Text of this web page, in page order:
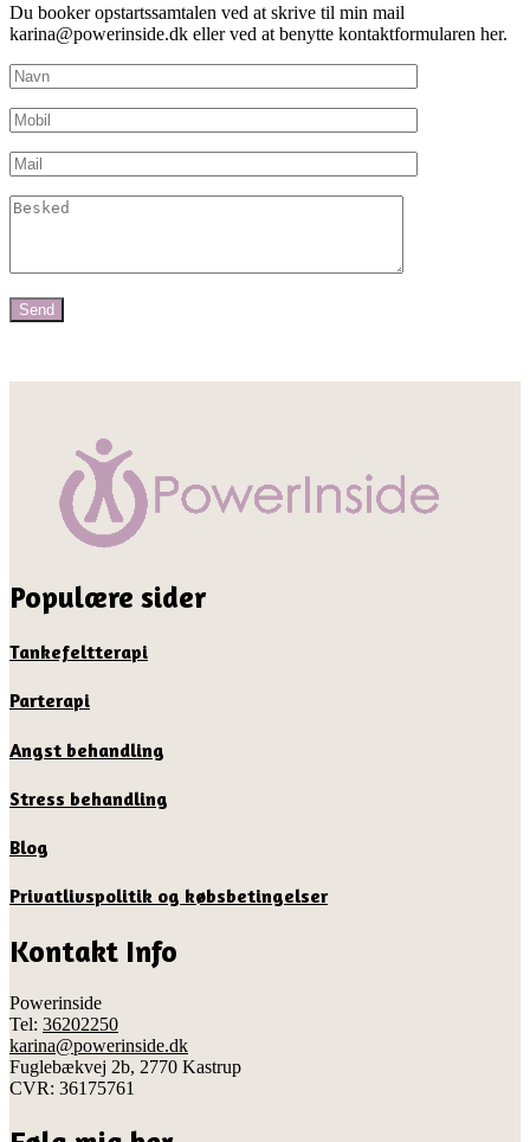
Du booker opstartssamtalen ved at skrive til min mail
karina@powerinside.dk eller ved at benytte kontaktformularen her.
Populære sider
Tankefeltterapi
Parterapi
Angst behandling
Stress behandling
Blog
Privatlivspolitik og købsbetingelser
Kontakt Info
Powerinside
Tel: 36202250
karina@powerinside.dk
Fuglebækvej 2b, 2770 Kastrup
CVR: 36175761